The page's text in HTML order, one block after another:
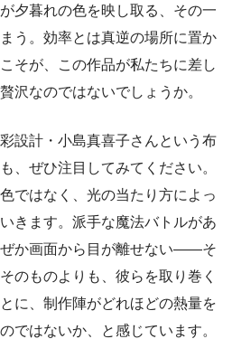
夕暮れの色を映し取る、その一
う。効率とは真逆の場所に置か
そが、この作品が私たちに差し
沢なのではないでしょうか。
設計・小島真喜子さんという布
、ぜひ注目してみてください。
ではなく、光の当たり方によっ
きます。派手な魔法バトルがあ
か画面から目が離せない――そ
のものよりも、彼らを取り巻く
に、制作陣がどれほどの熱量を
ではないか、と感じています。